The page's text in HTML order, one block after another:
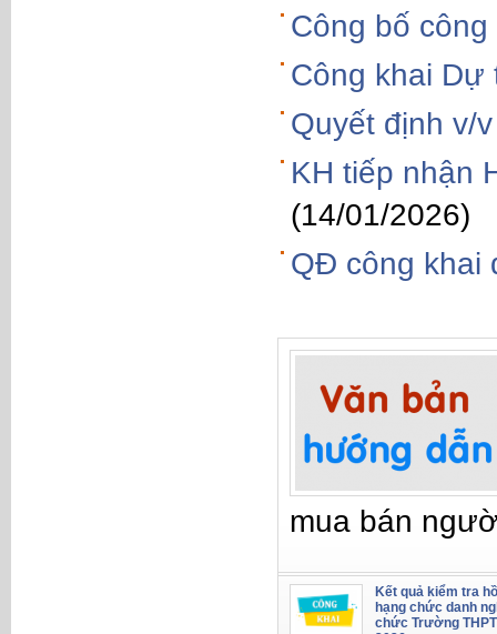
Công bố
Công khai Dự
Quyết định v/
KH tiếp nhận
(14/01/2026)
QĐ công khai
mua bán
Kết quả kiểm tra
hạng chức danh
chức Trường